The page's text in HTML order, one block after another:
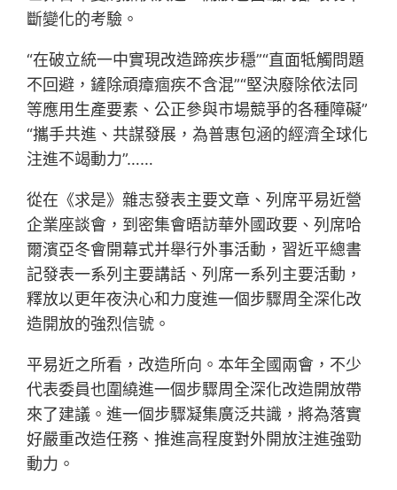
斷變化的考驗。
“在破立統一中實現改造蹄疾步穩”“直面牴觸問題
不回避，鏟除頑瘴痼疾不含混”“堅決廢除依法同
等應用生產要素、公正參與市場競爭的各種障礙”
“攜手共進、共謀發展，為普惠包涵的經濟全球化
注進不竭動力”……
從在《求是》雜志發表主要文章、列席平易近營
企業座談會，到密集會晤訪華外國政要、列席哈
爾濱亞冬會開幕式并舉行外事活動，習近平總書
記發表一系列主要講話、列席一系列主要活動，
釋放以更年夜決心和力度進一個步驟周全深化改
造開放的強烈信號。
平易近之所看，改造所向。本年全國兩會，不少
代表委員也圍繞進一個步驟周全深化改造開放帶
來了建議。進一個步驟凝集廣泛共識，將為落實
好嚴重改造任務、推進高程度對外開放注進強勁
動力。